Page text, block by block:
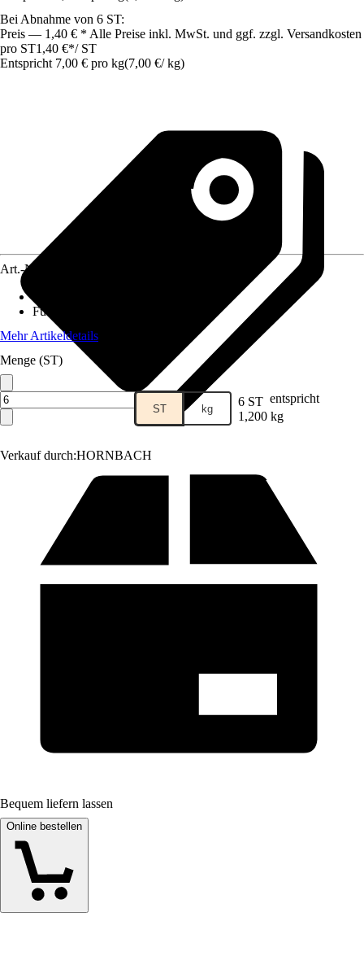
Bei Abnahme von 6 ST:
Preis — 1,40 € * Alle Preise inkl. MwSt. und ggf. zzgl. Versandkosten
pro ST1,40 €*/ ST
Entspricht 7,00 € pro kg(7,00 €/ kg)
Verkauf durch:HORNBACH
Art.-Nr.
Futtermittelart
Mehr Artikeldetails
Menge (ST)
ST kg 6 ST entspricht
1,200 kg
Bequem liefern lassen
Online bestellen